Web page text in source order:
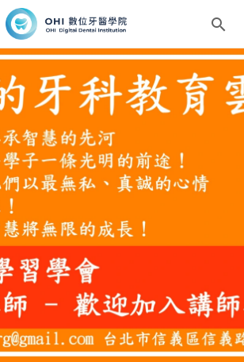
課程分類
師資團隊
聯絡我們
折扣碼